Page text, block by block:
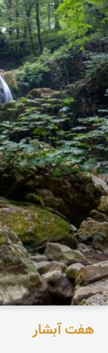
هفت آبشار